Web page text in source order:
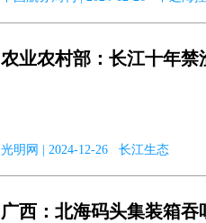
农业农村部：长江十年禁
光明网 | 2024-12-26 长江生态
广西：北海码头集装箱吞